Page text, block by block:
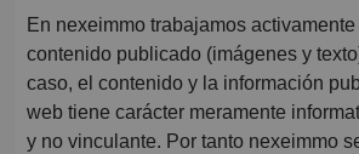
En nexeimmo trabajamos
contenido publicado (imágenes y
caso, el contenido y la información
web tiene carácter meramente
y no vinculante. Por tanto nexeimmo